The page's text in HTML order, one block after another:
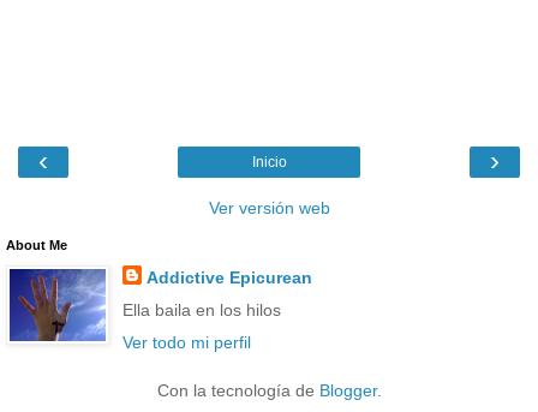
‹ ›
Inicio
Ver versión web
About Me
Addictive Epicurean
Ella baila en los hilos
Ver todo mi perfil
Con la tecnología de Blogger.